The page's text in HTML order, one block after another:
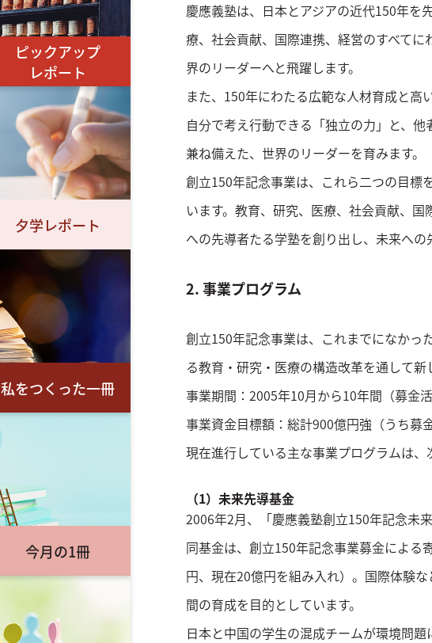
慶應義塾は、日本とアジアの近代150年を
療、社会貢献、国際連携、経営のすべて
界のリーダーへと飛躍します。
また、150年にわたる広範な人材育成と高
自分で考え行動できる「独立の力」と、
兼ね備えた、世界のリーダーを育みます。
創立150年記念事業は、これら二つの目標
います。教育、研究、医療、社会貢献、
への先導者たる学塾を創り出し、未来への
2. 事業プログラム
創立150年記念事業は、これまでになかっ
る教育・研究・医療の構造改革を通して新
事業期間：2005年10月から10年間（募金
事業資金目標額：総計900億円強（うち募
現在進行している主な事業プログラムは、
（1）未来先導基金
2006年2月、「慶應義塾創立150年記念未
同基金は、創立150年記念事業募金による
円、現在20億円を組み入れ）。国際体験
間の育成を目的としています。
日本と中国の学生の混成チームが環境問
ピックアップ
レポート
夕学レポート
私をつくった一冊
今月の1冊